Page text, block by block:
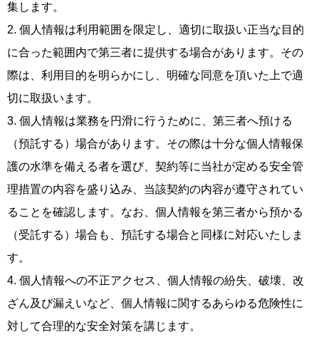
集します。
2. 個人情報は利用範囲を限定し、適切に取扱い正当な目的
に合った範囲内で第三者に提供する場合があります。その
際は、利用目的を明らかにし、明確な同意を頂いた上で適
切に取扱います。
3. 個人情報は業務を円滑に行うために、第三者へ預ける
（預託する）場合があります。その際は十分な個人情報保
護の水準を備える者を選び、契約等に当社が定める安全管
理措置の内容を盛り込み、当該契約の内容が遵守されてい
ることを確認します。なお、個人情報を第三者から預かる
（受託する）場合も、預託する場合と同様に対応いたしま
す。
4. 個人情報への不正アクセス、個人情報の紛失、破壊、改
ざん及び漏えいなど、個人情報に関するあらゆる危険性に
対して合理的な安全対策を講じます。